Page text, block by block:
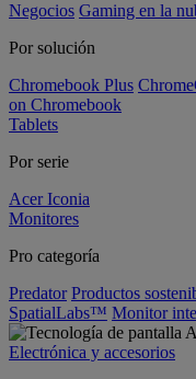
Negocios Gaming en la
Por solución
Chromebook Plus
on Chromebook
Tablets
Por serie
Acer Iconia
Monitores
Pro categoría
Predator Productos
SpatialLabs™ Monitor
Electrónica y accesorios